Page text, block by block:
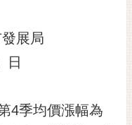
展局
日
4季均價漲幅為